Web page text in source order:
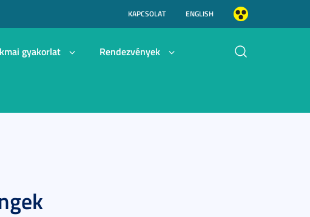
KAPCSOLAT ENGLISH
gyakorlat Rendezvények